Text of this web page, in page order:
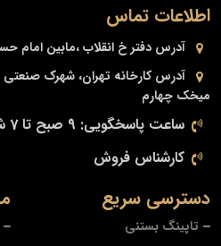
دسترسی سریع
تاپینگ بستنی
اطلاعات تماس
آدرس دفتر خ انقلاب ،مابین امام
آدرس کارخانه تهران، شهرک
میخک چهارم
ساعت پاسخگویی: 9 صبح تا 7 شب
کارشناس فروش